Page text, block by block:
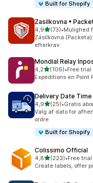
Built for Shopify
Zasilkovna •
4,9ud af 5 stjerner
(73)
73 anmeldelser i alt
•Mulighed
Zásilkovna
efterkrav.
Mondial Relay
4,2ud af 5 stjerner
(106)
106 anmeldelser i alt
•Free
Expéditions en Point
Delivery Date
4,9ud af 5 stjerner
(25)
25 anmeldelser i alt
•Gratis
Valg af dato for
ordre
Built for Shopify
Colissimo Official
4,8ud af 5 stjerner
(223)
223 anmeldelser i alt
•Free
Create labels, offer